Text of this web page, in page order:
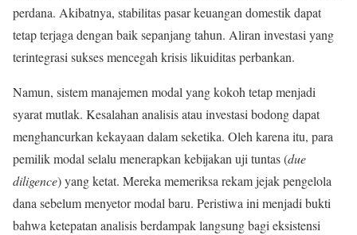
perdana. Akibatnya, stabilitas pasar keuangan domestik dapat
tetap terjaga dengan baik sepanjang tahun. Aliran investasi yang
terintegrasi sukses mencegah krisis likuiditas perbankan.
Namun, sistem manajemen modal yang kokoh tetap menjadi
syarat mutlak. Kesalahan analisis atau investasi bodong dapat
menghancurkan kekayaan dalam seketika. Oleh karena itu, para
pemilik modal selalu menerapkan kebijakan uji tuntas (due
diligence) yang ketat. Mereka memeriksa rekam jejak pengelola
dana sebelum menyetor modal baru. Peristiwa ini menjadi bukti
bahwa ketepatan analisis berdampak langsung bagi eksistensi